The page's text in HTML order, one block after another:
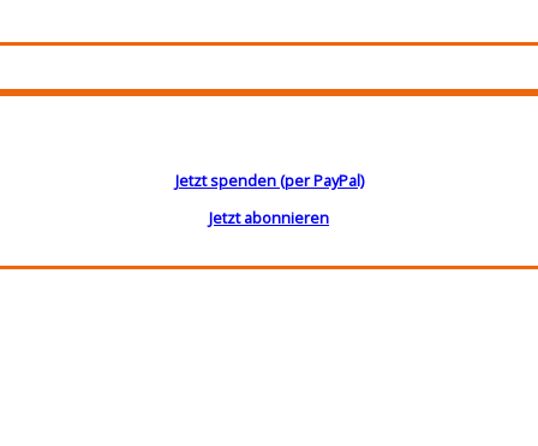
Jetzt spenden (per PayPal)
Jetzt abonnieren